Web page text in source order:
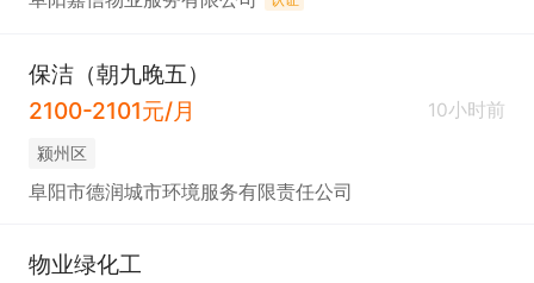
保洁（朝九晚五）
2100-2101元/月
10小时前
颍州区
阜阳市德润城市环境服务有限责任公司
物业绿化工